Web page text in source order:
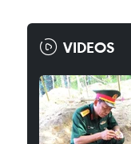
VIDEOS